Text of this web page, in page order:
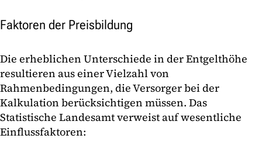
Faktoren der Preisbildung
Die erheblichen Unterschiede in der Entgelthöhe
resultieren aus einer Vielzahl von
Rahmenbedingungen, die Versorger bei der
Kalkulation berücksichtigen müssen. Das
Statistische Landesamt verweist auf wesentliche
Einflussfaktoren: